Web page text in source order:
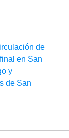
de
en San
y
de San